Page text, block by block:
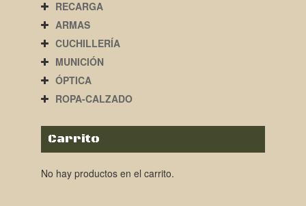
RECARGA
ARMAS
CUCHILLERÍA
MUNICIÓN
ÓPTICA
ROPA-CALZADO
Carrito
No hay productos en el carrito.